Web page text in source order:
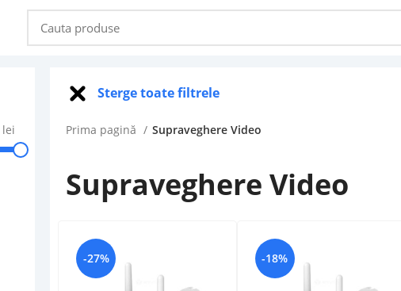
lei
Sterge toate filtrele
Prima pagină Supraveghere Video
Supraveghere Video
-27% -18%